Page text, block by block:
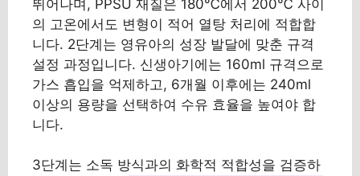
뛰어나며, PPSU 재질은 180℃에서 200℃ 사이
의 고온에서도 변형이 적어 열탕 처리에 적합합
니다. 2단계는 영유아의 성장 발달에 맞춘 규격
설정 과정입니다. 신생아기에는 160ml 규격으로
가스 흡입을 억제하고, 6개월 이후에는 240ml
이상의 용량을 선택하여 수유 효율을 높여야 합
니다.
3단계는 소독 방식과의 화학적 적합성을 검증하